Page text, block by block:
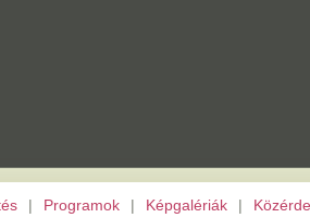
| Képgalériák | Közérdekű | Európai Unió | TV